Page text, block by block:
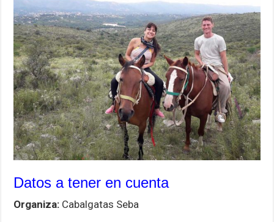
Datos a tener en cuenta
Organiza: Cabalgatas Seba